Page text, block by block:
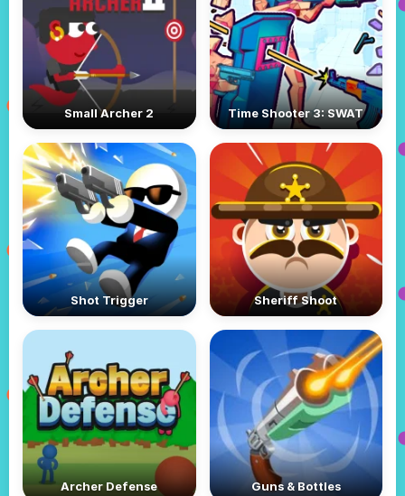
Small Archer 2 Time Shooter 3: SWAT
Shot Trigger Sheriff Shoot
Archer Defense Guns & Bottles